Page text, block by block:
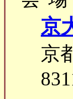
京
京